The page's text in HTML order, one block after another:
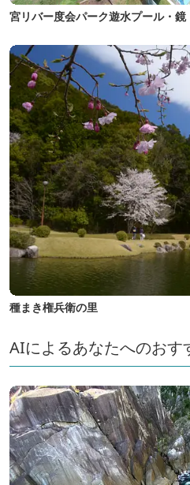
宮リバー度会パーク遊水プール・鏡
種まき権兵衛の里
AIによるあなたへのおす